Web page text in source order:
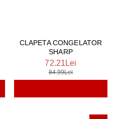
CLAPETA CONGELATOR
SHARP
72.21Lei
84.99Lei